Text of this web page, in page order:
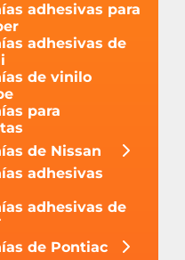
adhesivas para
adhesivas de
de vinilo
para
de Nissan
adhesivas
adhesivas de
de Pontiac